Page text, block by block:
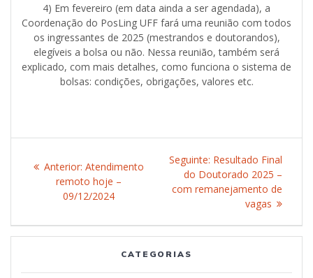
4) Em fevereiro (em data ainda a ser agendada), a
Coordenação do PosLing UFF fará uma reunião com todos
os ingressantes de 2025 (mestrandos e doutorandos),
elegíveis a bolsa ou não. Nessa reunião, também será
explicado, com mais detalhes, como funciona o sistema de
bolsas: condições, obrigações, valores etc.
Anterior: Post
anterior:
Atendimento
remoto hoje –
09/12/2024
Seguinte: Post
seguinte:
Resultado Final
do Doutorado 2025 –
com remanejamento de
vagas
CATEGORIAS